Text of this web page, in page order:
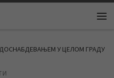
У ЦЕЛОМ ГРАДУ